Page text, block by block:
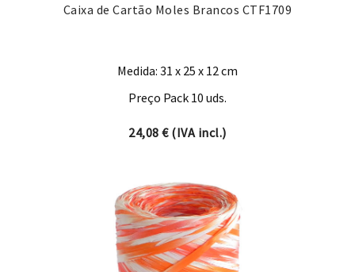
Caixa de Cartão Moles Brancos CTF1709
Medida: 31 x 25 x 12 cm
Preço Pack 10 uds.
24,08€(IVA incl.)